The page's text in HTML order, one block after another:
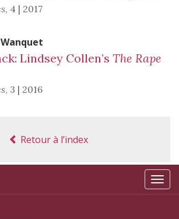
, 4 | 2017
Lindsey Collen’s The Rape
, 3 | 2016
Retour à l’index